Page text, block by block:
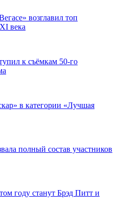
возглавил топ
века
к съёмкам 50-го
в категории «Лучшая
полный состав участников
году станут Брэд Питт и